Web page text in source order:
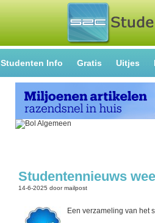
Studenten Info Gratis Uitjes
Studentennieuws
14-6-2025 doormailpost
Een verzameling van het